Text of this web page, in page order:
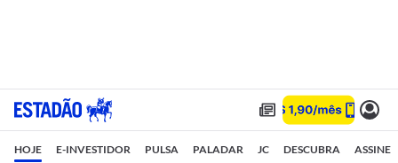
HOJE E-INVESTIDOR PULSA PALADAR JC DESCUBRA ASSINE